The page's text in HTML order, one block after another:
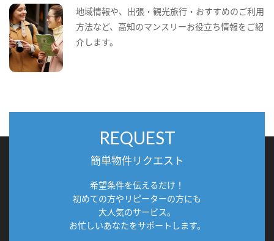
地域情報や、出張・観光旅行・おすすめのご利用
方法など、高知のマンスリーお役立ち情報をご紹
介します。
REQUEST
簡単物件リクエスト
希望条件を伝えるだけ！
初めての方やリピーターの方にも
大人気のサービス。
お忙しいあなたをサポートします。